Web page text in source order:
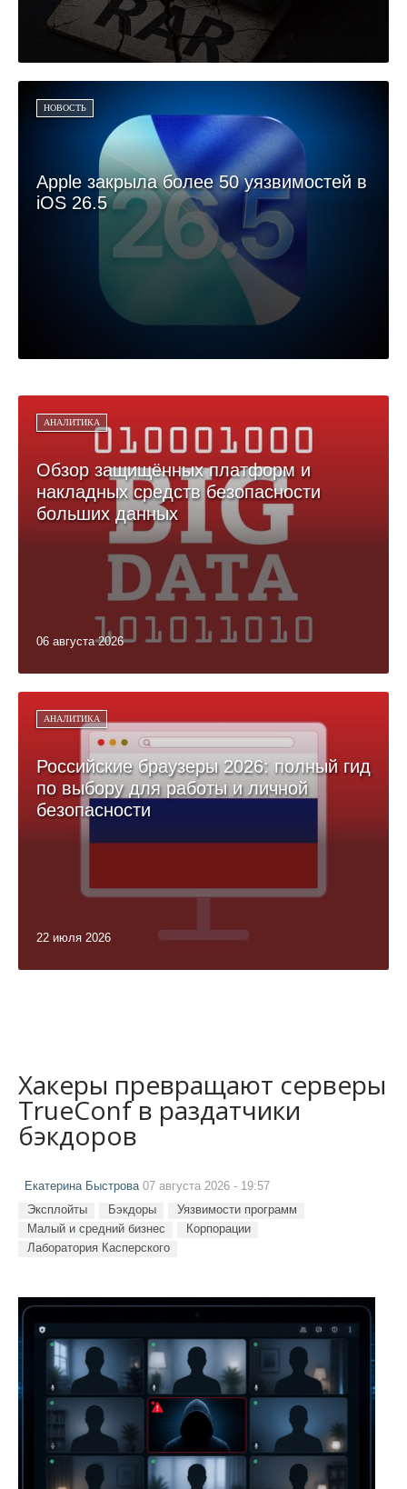
НОВОСТЬ
Apple закрыла более 50 уязвимостей в
iOS 26.5
АНАЛИТИКА
Обзор защищённых платформ и
накладных средств безопасности
больших данных
06 августа 2026
АНАЛИТИКА
Российские браузеры 2026: полный гид
по выбору для работы и личной
безопасности
22 июля 2026
Хакеры превращают серверы
TrueConf в раздатчики
бэкдоров
Екатерина Быстрова 07 августа 2026 - 19:57
Эксплойты Бэкдоры
Уязвимости программ
Малый и средний бизнес
Корпорации
Лаборатория Касперского